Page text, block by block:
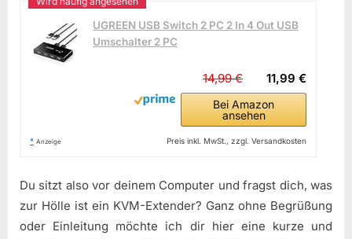
UGREEN USB Switch 2 PC 2 In 4 Out USB
Umschalter 2 PC
11,99 €
14,99 €
Bei Amazon
ansehen
* Anzeige Preis inkl. MwSt., zzgl. Versandkosten
Du sitzt also vor deinem Computer und fragst dich, was
zur Hölle ist ein KVM-Extender? Ganz ohne Begrüßung
oder Einleitung möchte ich dir hier eine kurze und